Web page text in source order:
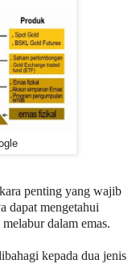
penting yang wajib
dapat mengetahui
dalam emas.
kepada dua jenis